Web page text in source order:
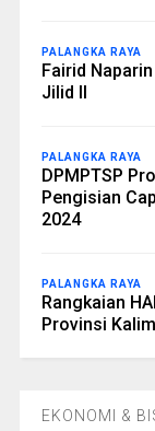
PALANGKA RAYA
Fairid
Jilid II
PALANGKA RAYA
DPMPTSP
Pengisian
2024
PALANGKA RAYA
Rangkaian
Provinsi
EKONOMI &